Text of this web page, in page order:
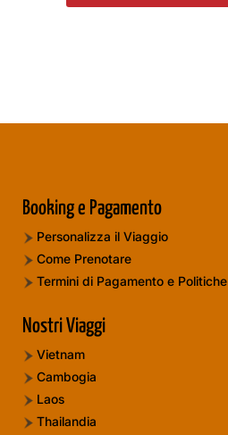
Booking e Pagamento
Personalizza il Viaggio
Come Prenotare
Termini di Pagamento e Politiche
Nostri Viaggi
Vietnam
Cambogia
Laos
Thailandia